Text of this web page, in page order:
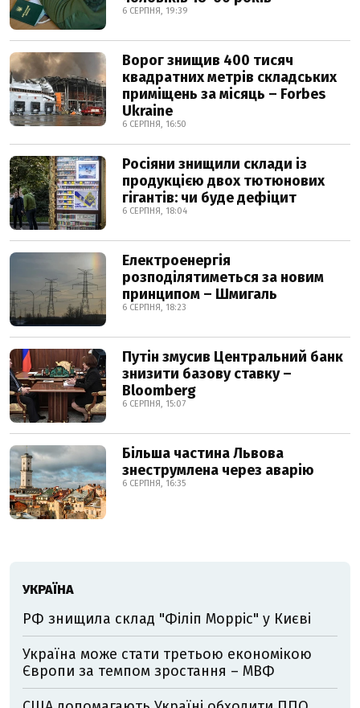
6 СЕРПНЯ, 19:39
Ворог знищив 400 тисяч
квадратних метрів складських
приміщень за місяць – Forbes
Ukraine
6 СЕРПНЯ, 16:50
Росіяни знищили склади із
продукцією двох тютюнових
гігантів: чи буде дефіцит
6 СЕРПНЯ, 18:04
Електроенергія
розподілятиметься за новим
принципом – Шмигаль
6 СЕРПНЯ, 18:23
Путін змусив Центральний банк
знизити базову ставку –
Bloomberg
6 СЕРПНЯ, 15:07
Більша частина Львова
знеструмлена через аварію
6 СЕРПНЯ, 16:35
УКРАЇНА
РФ знищила склад "Філіп Морріс" у Києві
Україна може стати третьою економікою
Європи за темпом зростання – МВФ